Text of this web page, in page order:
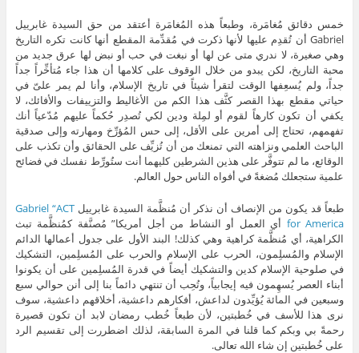
خمس دقائق مُغامَرة، وطبعاً هذه المُغامَرة أعتقد من حق السيدة غابرييل
Gabriel أن تُقدِم عليها لأنها ذكرت في مُقدِّمة المقطع أنها كانت تكره التاريخ
وهي صغيرة، لا ندري متى عن لها أو نبغت في حب أو نبض لها عرق جديد من
محبة التاريخ، لكن يبدو من خلال الوقوف على كلامها أن هذا جاء مُتأخِّراً جداً
جداً، ولم يُسعِفها الوقت لتقرأ شيئاً في تاريخ الإسلام، وأنا لم يمر علىّ في
حياتي مقطع بهذا القصر كثَّف هذا الكم من الأغاليط والتزييفات والأفائك، لا
يكفي أن تكون كارهاً لقوم أو لمِلة ودين لكي تُصدِر حُكماً عليهم مُدّعياً أنك
تفهمهم، تحتاج إلى أمرين على الأقل، إلى حس المُؤرِّخ ومهارته وإلى صدقية
الباحث العلمي ونزاهته التي تمنعك من أن تُزيِّف على الحقائق وأن تكذب على
الوقائع، ما لم تتوفَّر على هذين الشرطين كليهما أنت ستُورِّط نفسك في فضائح
علمية ستجعلك مُضغةً في أفواه الناس حول العالم.
طبعاً قد يكون من الإنصاف أن نذكر أن مُنظَّمة السيدة غابرييل Gabriel “ACT
for America أي العمل أو النشاط من أجل أمريكا” مُصنَّفة كمُنظَّمة تبث
الكراهية، أي مُنظَّمة كراهية وهي كذلك! البند الأول على جدول أعمالها الدائم
الإسلام والمُسلِمون، الحرب على الإسلام والحرب على المُسلِمين، التشكيك
في صلوحية الإسلام كدين والتشكيك أيضاً في قدرة المُسلِمين على أن يكونوا
أبناء العصر يُسهِمون فيه إيجابياً، وتُحِب أن تنتهي دائماً بنا إلى أنن حوالي سبع
وسبعين في المائة يُؤيِّدون لداعش، أفكارهم داعشية، أخلاقهم داعشية، سوف
نرى هذا للأسف في خُطبتين، لأن طبعاً خُطب رمضان لابد أن تكون قصيرة
رحمةً بي وبكم كما قلنا في المرة السابقة، لذلك اضطررت إلى تقسيم الرد
على خُطبتين إن شاء الله تعالى.